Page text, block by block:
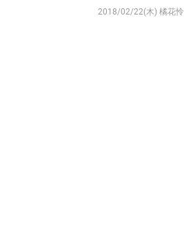
2018/02/22(木)橘花怜